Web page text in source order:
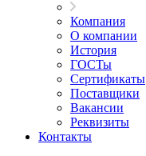
Компания
О компании
История
ГОСТы
Сертификаты
Поставщики
Вакансии
Реквизиты
Контакты